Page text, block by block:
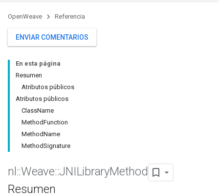
OpenWeave Referencia
ENVIAR COMENTARIOS
En esta página
Resumen
Atributos públicos
Atributos públicos
ClassName
MethodFunction
MethodName
MethodSignature
nl ::Weave::JNILibraryMethod
Resumen